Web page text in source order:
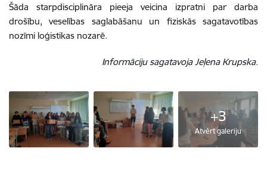
Šāda starpdisciplināra pieeja veicina izpratni par darba
drošību, veselības saglabāšanu un fiziskās sagatavotības
nozīmi loģistikas nozarē.
Informāciju sagatavoja Jeļena Krupska.
+3
Atvērt galeriju